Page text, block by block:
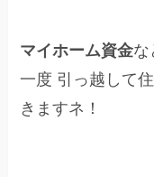
マイホーム資金な
一度 引っ越して
きますネ！